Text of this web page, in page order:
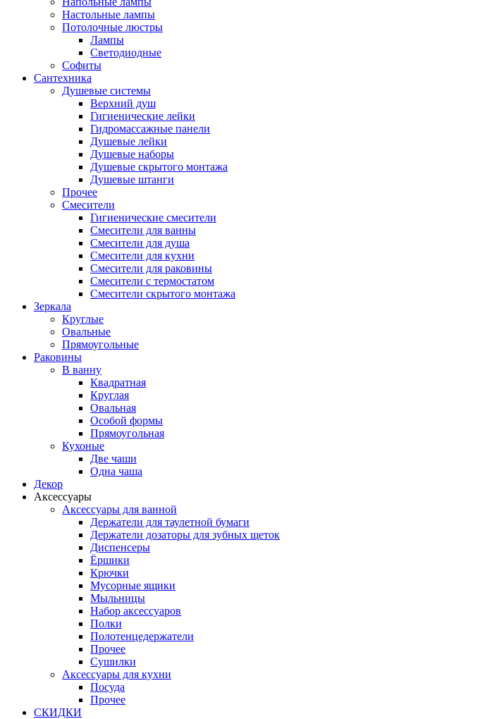
Настольные лампы
Потолочные люстры
Лампы
Светодиодные
Софиты
Сантехника
Душевые системы
Верхний душ
Гигиенические лейки
Гидромассажные панели
Душевые лейки
Душевые наборы
Душевые скрытого монтажа
Душевые штанги
Прочее
Смесители
Гигиенические смесители
Смесители для ванны
Смесители для душа
Смесители для кухни
Смесители для раковины
Смесители с термостатом
Смесители скрытого монтажа
Зеркала
Круглые
Овальные
Прямоугольные
Раковины
В ванну
Квадратная
Круглая
Овальная
Особой формы
Прямоугольная
Кухоные
Две чаши
Одна чаша
Декор
Аксессуары
Аксессуары для ванной
Держатели для таулетной бумаги
Держатели дозаторы для зубных щеток
Диспенсеры
Ёршики
Крючки
Мусорные ящики
Мыльницы
Набор аксессуаров
Полки
Полотенцедержатели
Прочее
Сушилки
Аксессуары для кухни
Посуда
Прочее
СКИДКИ